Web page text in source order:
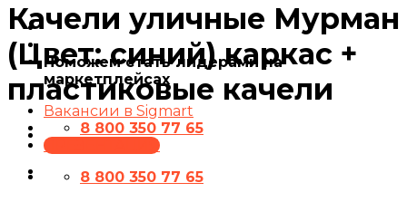
Поможем стать лидерами на
маркетплейсах
Вакансии в Sigmart
8 800 350 77 65
ПРЕЗЕНТАЦИЯ
8 800 350 77 65
Качели уличные Мурман
(Цвет: синий) каркас +
пластиковые качели